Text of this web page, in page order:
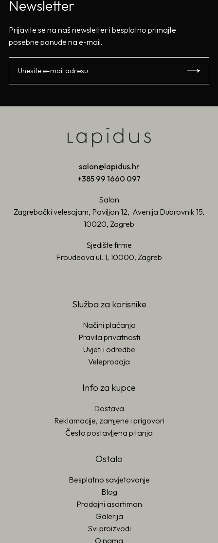
Newsletter
Prijavite se na naš newsletter i besplatno primajte
posebne ponude na e-mail.
salon@lapidus.hr
+385 99 1660 097
Salon
Zagrebački velesajam, Paviljon 12, Avenija Dubrovnik 15,
10020, Zagreb
Sjedište firme
Froudeova ul. 1, 10000, Zagreb
Služba za korisnike
Načini plaćanja
Pravila privatnosti
Uvjeti i odredbe
Veleprodaja
Info za kupce
Dostava
Reklamacije, zamjene i prigovori
Često postavljena pitanja
Ostalo
Besplatno savjetovanje
Blog
Prodajni asortiman
Galerija
Svi proizvodi
O nama